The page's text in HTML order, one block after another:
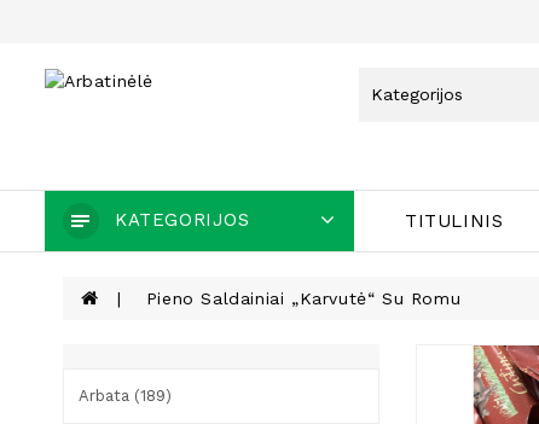
KATEGORIJOS TITULINIS
Pieno Saldainiai „Karvutė“ Su Romu
Arbata (189)